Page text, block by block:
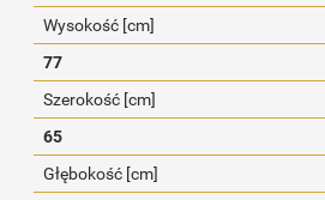
Wysokość [cm]
77
Szerokość [cm]
65
Głębokość [cm]